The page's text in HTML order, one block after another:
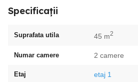
Specificații
Suprafata utila 45 m2
Numar camere 2 camere
Etaj etaj 1